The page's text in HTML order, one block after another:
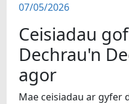
ERTHYGLAU
CIPOLWG
A WYDDOCH CHI?
07/05/2026
Ceisiadau
Dechrau'n
agor
Mae ceisiadau ar